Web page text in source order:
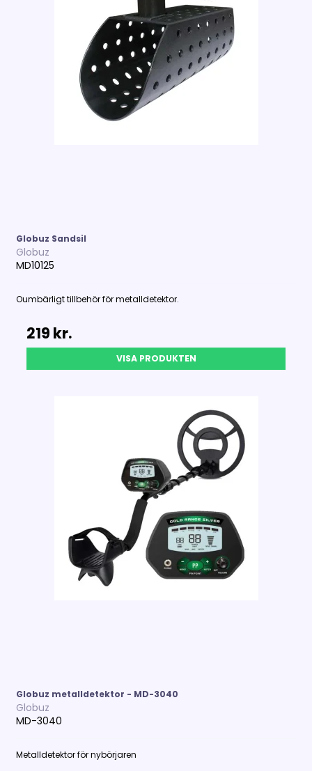
Globuz Sandsil
Globuz
MD10125
Oumbärligt tillbehör för metalldetektor.
219 kr.
VISA PRODUKTEN
Globuz metalldetektor - MD-3040
Globuz
MD-3040
Metalldetektor för nybörjaren